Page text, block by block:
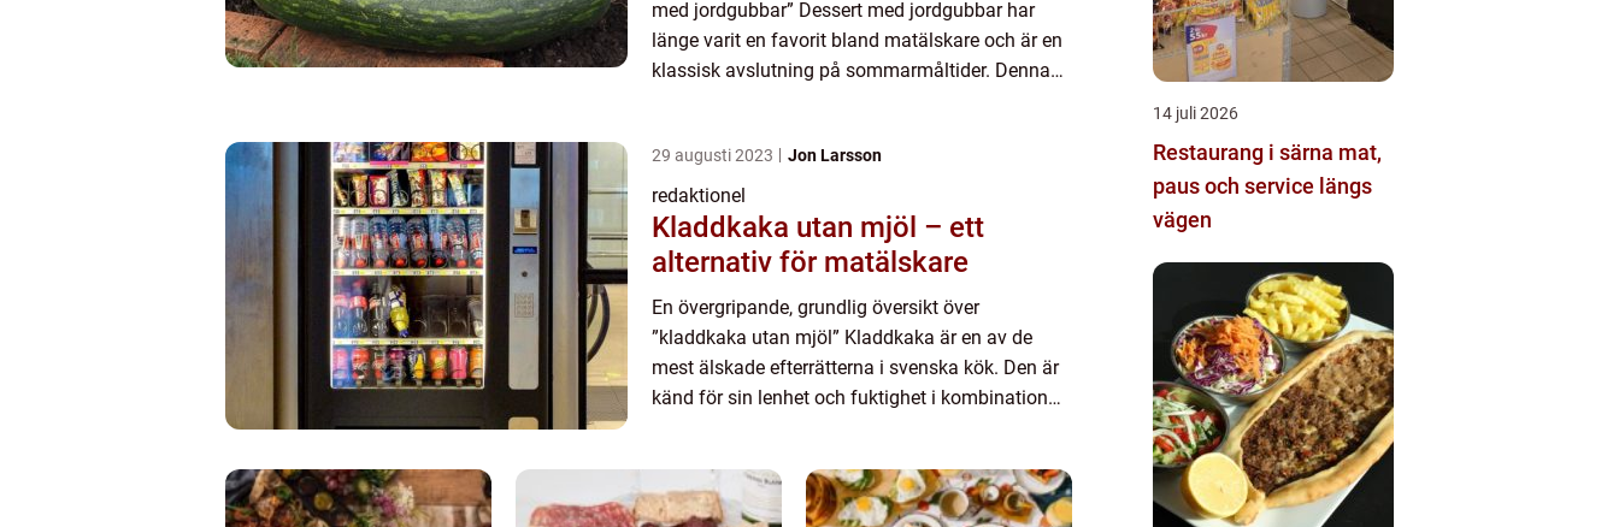
med jordgubbar” Dessert med jordgubbar har
länge varit en favorit bland matälskare och är en
klassisk avslutning på sommarmåltider. Denna
29 augusti 2023 Jon Larsson
redaktionel
Kladdkaka utan mjöl – ett
alternativ för matälskare
En övergripande, grundlig översikt över
”kladdkaka utan mjöl” Kladdkaka är en av de
mest älskade efterrätterna i svenska kök. Den är
känd för sin lenhet och fuktighet i kombination
14 juli 2026
Restaurang i särna mat,
paus och service längs
vägen